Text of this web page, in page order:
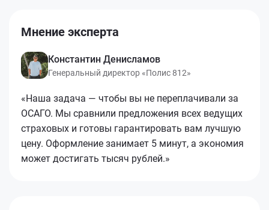
Мнение эксперта
Константин Денисламов
Генеральный директор «Полис 812»
«Наша задача — чтобы вы не переплачивали за
ОСАГО. Мы сравнили предложения всех ведущих
страховых и готовы гарантировать вам лучшую
цену. Оформление занимает 5 минут, а экономия
может достигать тысяч рублей.»